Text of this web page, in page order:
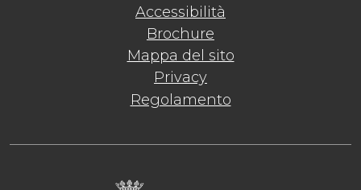
Accessibilità
Brochure
Mappa del sito
Privacy
Regolamento